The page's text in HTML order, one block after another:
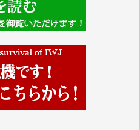
届いています。感謝を込
介いたします。
いた皆さま、心より感謝